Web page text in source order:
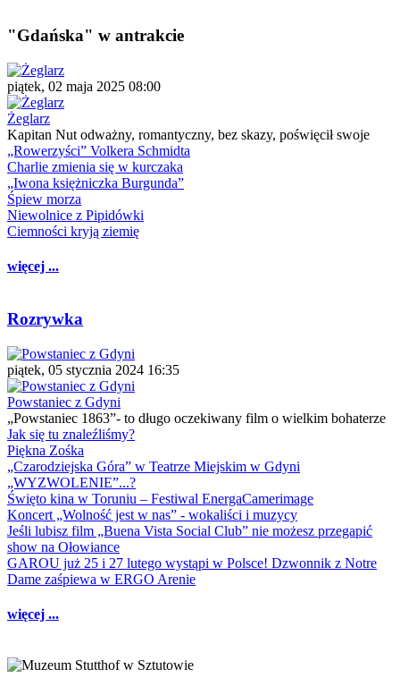
"Gdańska" w antrakcie
piątek, 02 maja 2025 08:00
Żeglarz
Kapitan Nut odważny, romantyczny, bez skazy, poświęcił swoje
„Rowerzyści” Volkera Schmidta
Charlie zmienia się w kurczaka
„Iwona księżniczka Burgunda”
Śpiew morza
Niewolnice z Pipidówki
Ciemności kryją ziemię
więcej ...
Rozrywka
piątek, 05 stycznia 2024 16:35
Powstaniec z Gdyni
„Powstaniec 1863”- to długo oczekiwany film o wielkim bohaterze
Jak się tu znaleźliśmy?
Piękna Zośka
„Czarodziejska Góra” w Teatrze Miejskim w Gdyni
„WYZWOLENIE”...?
Święto kina w Toruniu – Festiwal EnergaCamerimage
Koncert „Wolność jest w nas” - wokaliści i muzycy
Jeśli lubisz film „Buena Vista Social Club” nie możesz przegapić
show na Ołowiance
GAROU już 25 i 27 lutego wystąpi w Polsce! Dzwonnik z Notre
Dame zaśpiewa w ERGO Arenie
więcej ...